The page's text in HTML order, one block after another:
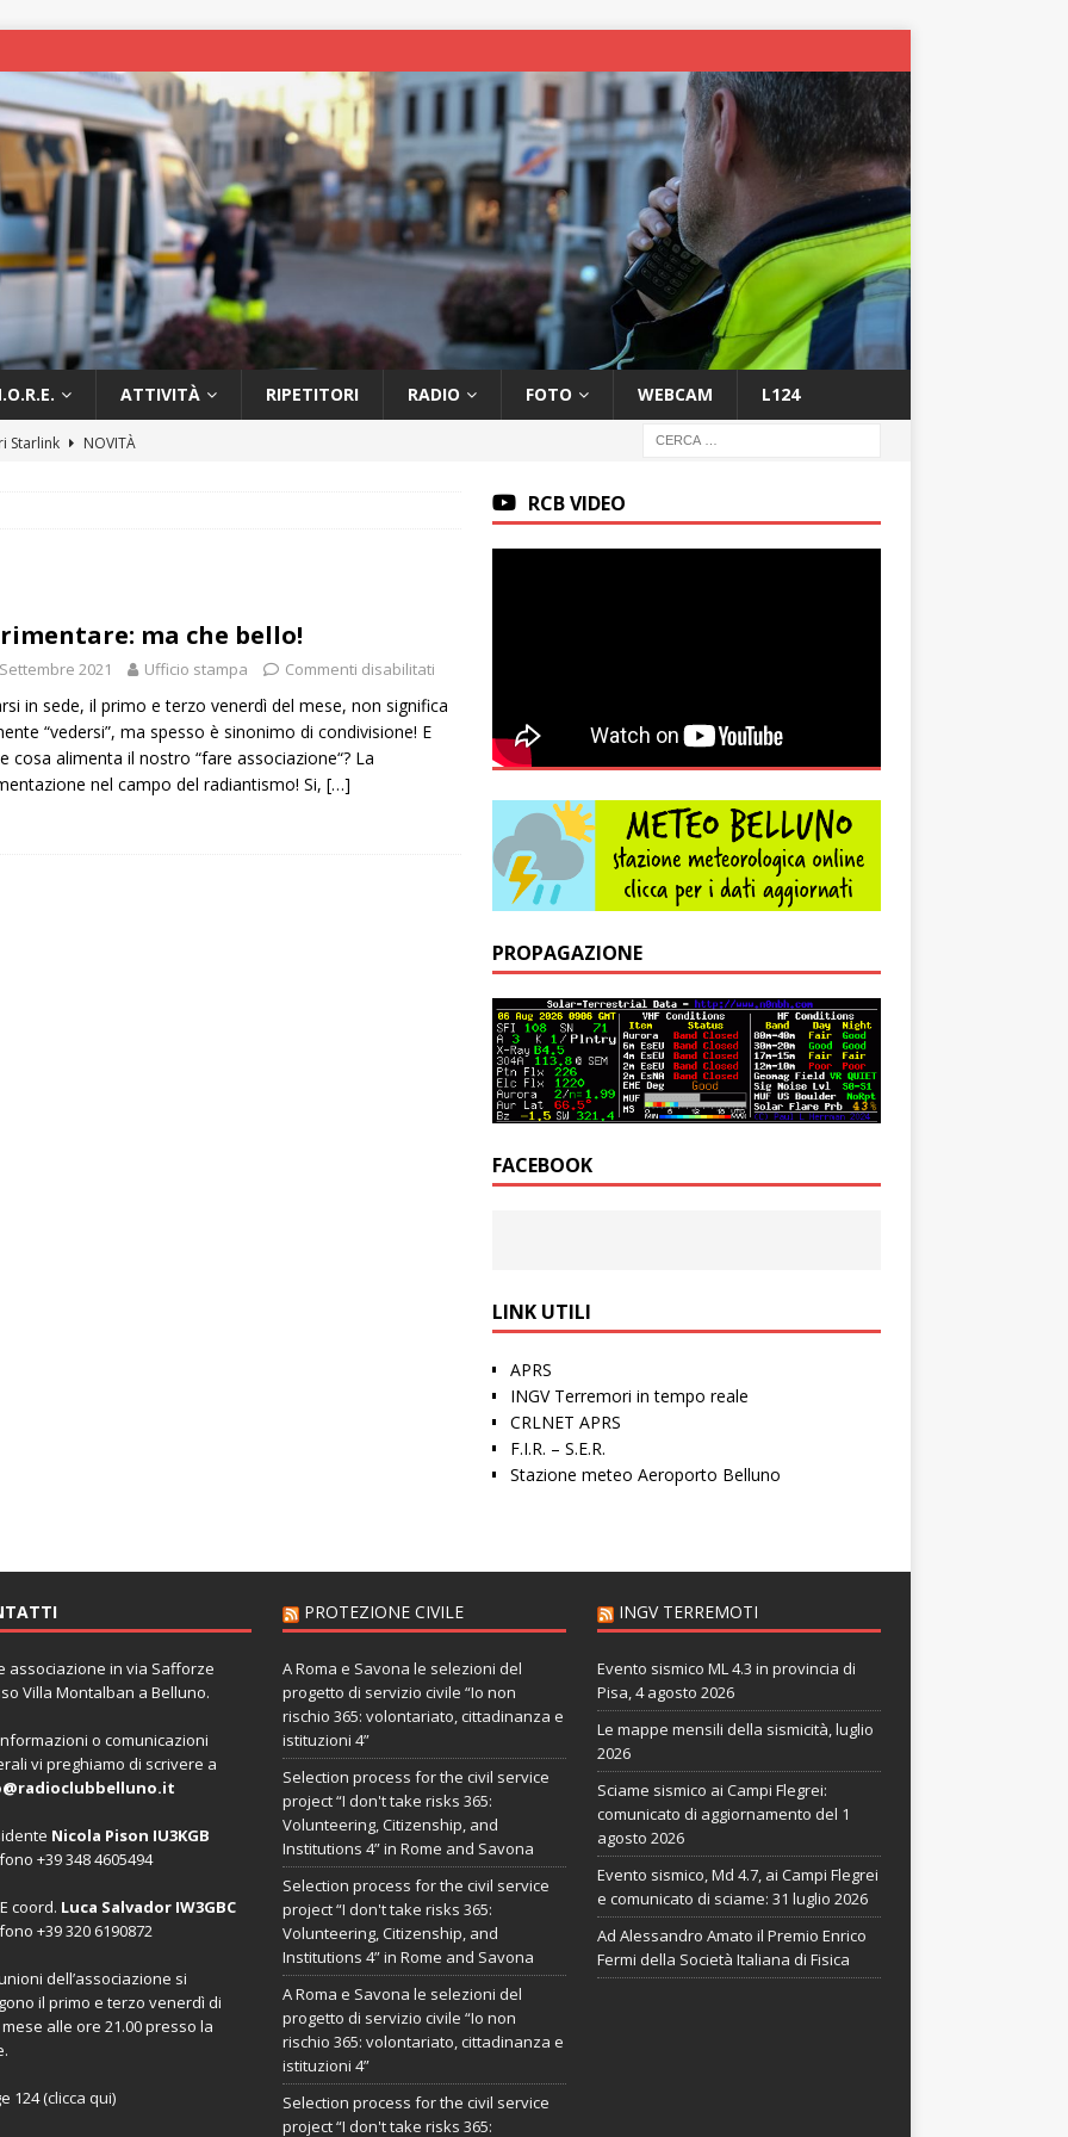
ATTIVITÀ RIPETITORI RADIO FOTO WEBCAM L124
Starlink
NOVITÀ
dei record
RADIO ASSISTENZE
Direttivo del RadioClub Belluno NORE
NOVITÀ
radioamatori
AVVISI
COC/CCA Comune di Belluno
ma che bello!
2021 Ufficio stampa Commenti disabilitati
in sede, il primo e terzo venerdì del mese, non significa
“vedersi”, ma spesso è sinonimo di condivisione! E
cosa alimenta il nostro “fare associazione“? La
nel campo del radiantismo! Si, […]
RCB VIDEO
PROPAGAZIONE
FACEBOOK
LINK UTILI
APRS
INGV Terremori in tempo reale
CRLNET APRS
F.I.R. – S.E.R.
Stazione meteo Aeroporto Belluno
associazione in via Safforze
Villa Montalban a Belluno.
o comunicazioni
vi preghiamo di scrivere a
Nicola Pison IU3KGB
+39 348 4605494
coord. Luca Salvador IW3GBC
+39 320 6190872
dell’associazione si
il primo e terzo venerdì di
alle ore 21.00 presso la
124 (clicca qui)
PROTEZIONE CIVILE
A Roma e Savona le selezioni del
progetto di servizio civile “Io non
rischio 365: volontariato, cittadinanza e
istituzioni 4”
Selection process for the civil service
project “I don't take risks 365:
Volunteering, Citizenship, and
Institutions 4” in Rome and Savona
Selection process for the civil service
project “I don't take risks 365:
Volunteering, Citizenship, and
Institutions 4” in Rome and Savona
A Roma e Savona le selezioni del
progetto di servizio civile “Io non
rischio 365: volontariato, cittadinanza e
istituzioni 4”
Selection process for the civil service
project “I don't take risks 365:
INGV TERREMOTI
Evento sismico ML 4.3 in provincia di
Pisa, 4 agosto 2026
Le mappe mensili della sismicità, luglio
2026
Sciame sismico ai Campi Flegrei:
comunicato di aggiornamento del 1
agosto 2026
Evento sismico, Md 4.7, ai Campi Flegrei
e comunicato di sciame: 31 luglio 2026
Ad Alessandro Amato il Premio Enrico
Fermi della Società Italiana di Fisica